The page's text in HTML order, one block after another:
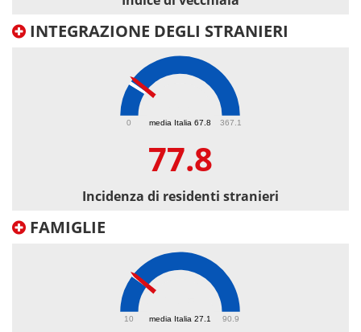
INTEGRAZIONE DEGLI STRANIERI
media Italia 67.8
0 367.1
77.8
Incidenza di residenti stranieri
FAMIGLIE
media Italia 27.1
10 90.9